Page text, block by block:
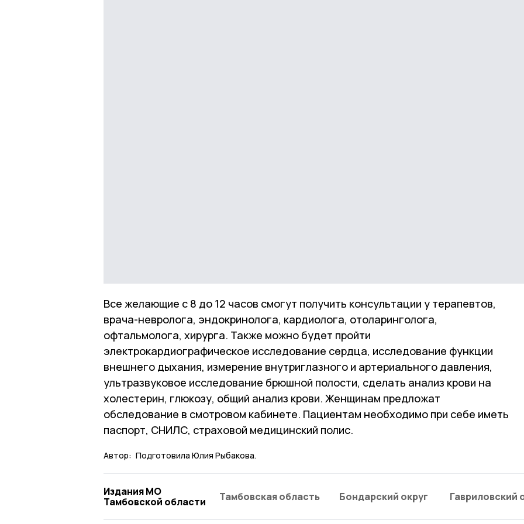
Все желающие с 8 до 12 часов смогут получить консультации у терапевтов,
врача-невролога, эндокринолога, кардиолога, отоларинголога,
офтальмолога, хирурга. Также можно будет пройти
электрокардиографическое исследование сердца, исследование функции
внешнего дыхания, измерение внутриглазного и артериального давления,
ультразвуковое исследование брюшной полости, сделать анализ крови на
холестерин, глюкозу, общий анализ крови. Женщинам предложат
обследование в смотровом кабинете. Пациентам необходимо при себе иметь
паспорт, СНИЛС, страховой медицинский полис.
Автор: Подготовила Юлия Рыбакова.
Издания МО
Тамбовской области
Тамбовская область Бондарский округ Гавриловский